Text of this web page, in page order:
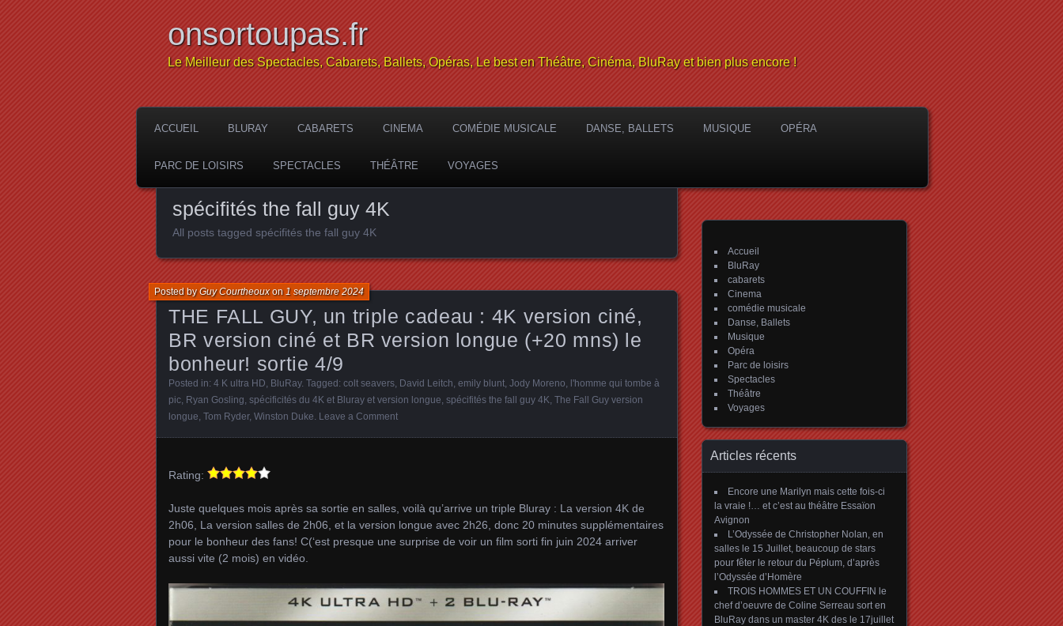
onsortoupas.fr
Le Meilleur des Spectacles, Cabarets, Ballets, Opéras, Le best en Théâtre, Cinéma, BluRay et bien plus encore !
ACCUEIL BLURAY CABARETS CINEMA COMÉDIE MUSICALE DANSE, BALLETS MUSIQUE OPÉRA
PARC DE LOISIRS SPECTACLES THÉÂTRE VOYAGES
spécifités the fall guy 4K
All posts tagged spécifités the fall guy 4K
THE FALL GUY, un triple cadeau : 4K version ciné,
BR version ciné et BR version longue (+20 mns) le
bonheur! sortie 4/9
Posted byGuy Courtheouxon 1 septembre 2024
Posted in: 4 K ultra HD BluRay. Tagged: colt seavers David Leitch emily blunt Jody Moreno l'homme qui tombe à
pic Ryan Gosling spécificités du 4K et Bluray et version longue spécifités the fall guy 4K The Fall Guy version
longue Tom Ryder, Winston Duke Leave a Comment
Rating:
Juste quelques mois après sa sortie en salles, voilà qu’arrive un triple Bluray : La version 4K de
2h06, La version salles de 2h06, et la version longue avec 2h26, donc 20 minutes supplémentaires
pour le bonheur des fans! C(‘est presque une surprise de voir un film sorti fin juin 2024 arriver
aussi vite (2 mois) en vidéo.
Accueil
BluRay
cabarets
Cinema
comédie musicale
Danse, Ballets
Musique
Opéra
Parc de loisirs
Spectacles
Théâtre
Voyages
Articles récents
Encore une Marilyn mais cette fois-ci
la vraie !… et c’est au théâtre Essaïon
Avignon
L’Odyssée de Christopher Nolan, en
salles le 15 Juillet, beaucoup de stars
pour fêter le retour du Péplum, d’après
l’Odyssée d’Homère
TROIS HOMMES ET UN COUFFIN le
chef d’oeuvre de Coline Serreau sort en
BluRay dans un master 4K des le 17juillet